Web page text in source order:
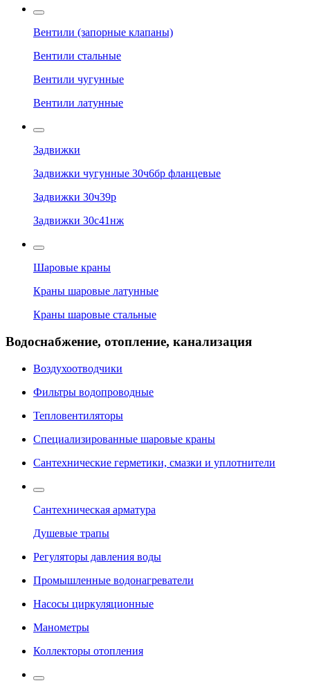
Вентили (запорные клапаны)
Вентили стальные
Вентили чугунные
Вентили латунные
Задвижки
Задвижки чугунные 30ч6бр фланцевые
Задвижки 30ч39р
Задвижки 30с41нж
Шаровые краны
Краны шаровые латунные
Краны шаровые стальные
Водоснабжение, отопление, канализация
Воздухоотводчики
Фильтры водопроводные
Тепловентиляторы
Специализированные шаровые краны
Сантехнические герметики, смазки и уплотнители
Сантехническая арматура
Душевые трапы
Регуляторы давления воды
Промышленные водонагреватели
Насосы циркуляционные
Манометры
Коллекторы отопления